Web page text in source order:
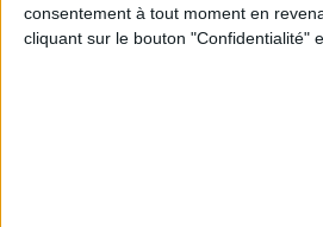
consentement à tout moment en
cliquant sur le bouton "Confidentialité"
La liste des candidats admis à
l’épreuve sera publiée au